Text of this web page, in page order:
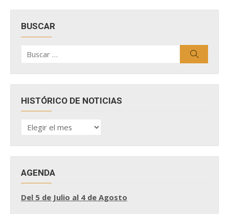
BUSCAR
por:
HISTÓRICO DE NOTICIAS
HISTÓRICO
DE
AGENDA
Del 5 de Julio al 4 de Agosto